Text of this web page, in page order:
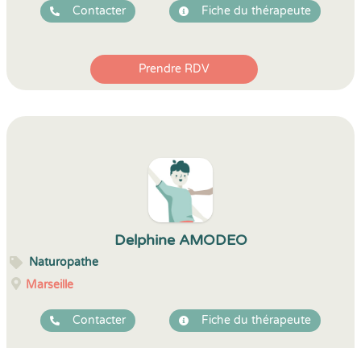
Contacter Fiche du thérapeute
Prendre RDV
Delphine AMODEO
Naturopathe
Marseille
Contacter Fiche du thérapeute